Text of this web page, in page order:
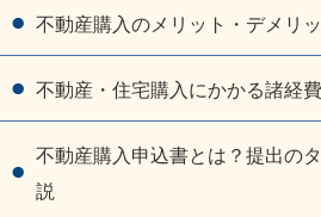
不動産購入のメリット・デメリ
不動産・住宅購入にかかる諸経
不動産購入申込書とは？提出の
説